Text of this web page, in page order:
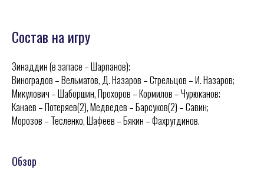
Состав на игру
Зинаддин (в запасе – Шарпанов);
Виноградов – Вельматов, Д. Назаров – Стрельцов – И. Назаров;
Микулович – Шаборшин, Прохоров – Кормилов – Чурюканов;
Канаев – Потеряев(2), Медведев – Барсуков(2) – Савин;
Морозов – Тесленко, Шафеев – Бякин – Фахрутдинов.
Обзор